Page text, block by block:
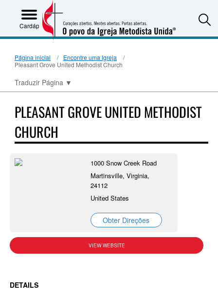
Cardápio
Página inicial
Encontre uma Igreja
Pleasant Grove United Methodist Church
Traduzir Página ▼
PLEASANT GROVE UNITED METHODIST
CHURCH
1000 Snow Creek Road
Martinsville, Virginia,
24112
United States
Obter Direções
VIEW WEBSITE
DETAILS